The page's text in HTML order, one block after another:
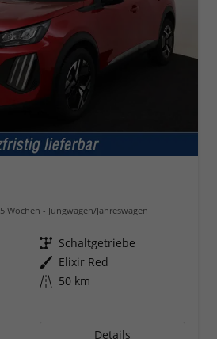
5 Wochen Jungwagen/Jahreswagen
Getriebe Schaltgetriebe
Außenfarbe Elixir Red
Kilometerstand 50 km
Details